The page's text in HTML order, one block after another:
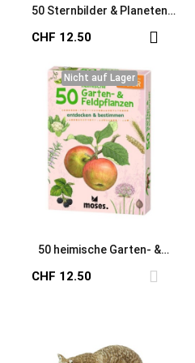
50 Sternbilder & Planeten
CHF 12.50
Nicht auf Lager
Nicht auf Lager
50 heimische Garten- &
CHF 12.50